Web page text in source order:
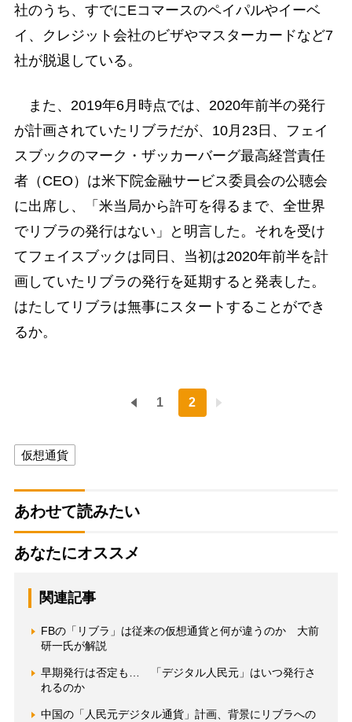
社のうち、すでにEコマースのペイパルやイーベ
イ、クレジット会社のビザやマスターカードなど7
社が脱退している。
また、2019年6月時点では、2020年前半の発行
が計画されていたリブラだが、10月23日、フェイ
スブックのマーク・ザッカーバーグ最高経営責任
者（CEO）は米下院金融サービス委員会の公聴会
に出席し、「米当局から許可を得るまで、全世界
でリブラの発行はない」と明言した。それを受け
てフェイスブックは同日、当初は2020年前半を計
画していたリブラの発行を延期すると発表した。
はたしてリブラは無事にスタートすることができ
るか。
1 2
仮想通貨
あわせて読みたい
あなたにオススメ
関連記事
FBの「リブラ」は従来の仮想通貨と何が違うのか 大前
研一氏が解説
早期発行は否定も… 「デジタル人民元」はいつ発行さ
れるのか
中国の「人民元デジタル通貨」計画、背景にリブラへの